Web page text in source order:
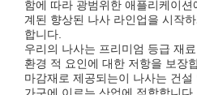
함에 따라 광범위한 애플리케이
계된 향상된 나사 라인업을 시작
합니다.
우리의 나사는 프리미엄 등급 재
환경 적 요인에 대한 저항을 보장
마감재로 제공되는이 나사는 건